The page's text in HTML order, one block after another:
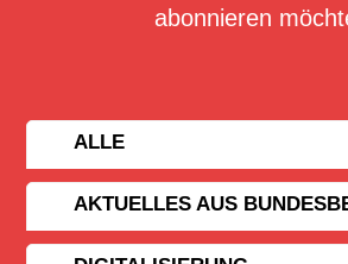
abonnieren
ALLE
AKTUELLES AUS